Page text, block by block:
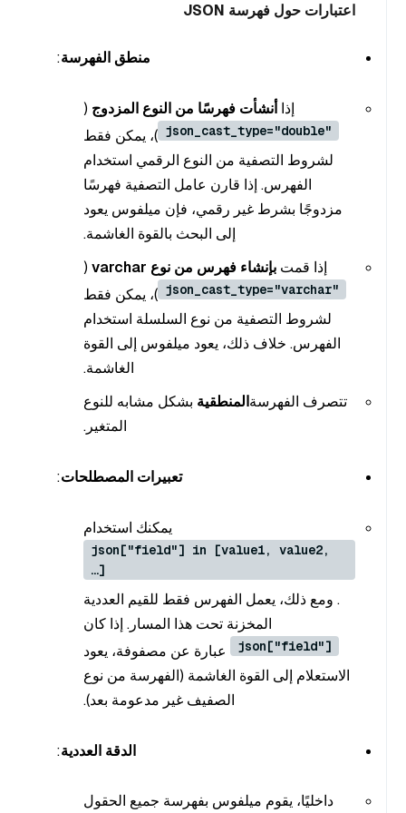
اعتبارات حول فهرسة JSON
منطق الفهرسة:
إذا أنشأت فهرسًا من النوع المزدوج (
json_cast_type="double" )، يمكن فقط
لشروط التصفية من النوع الرقمي استخدام
الفهرس. إذا قارن عامل التصفية فهرسًا
مزدوجًا بشرط غير رقمي، فإن ميلفوس يعود
إلى البحث بالقوة الغاشمة.
إذا قمت بإنشاء فهرس من نوع varchar (
json_cast_type="varchar" )، يمكن فقط
لشروط التصفية من نوع السلسلة استخدام
الفهرس. خلاف ذلك، يعود ميلفوس إلى القوة
الغاشمة.
تتصرف الفهرسةالمنطقية بشكل مشابه للنوع
المتغير.
تعبيرات المصطلحات:
يمكنك استخدام
json["field"] in [value1, value2,
…]
. ومع ذلك، يعمل الفهرس فقط للقيم العددية
المخزنة تحت هذا المسار. إذا كان
json["field"]
عبارة عن مصفوفة، يعود
الاستعلام إلى القوة الغاشمة (الفهرسة من نوع
الصفيف غير مدعومة بعد).
الدقة العددية:
داخليًا، يقوم ميلفوس بفهرسة جميع الحقول